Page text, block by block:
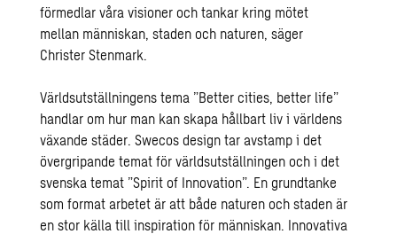
förmedlar våra visioner och tankar kring mötet
mellan människan, staden och naturen, säger
Christer Stenmark.
Världsutställningens tema ”Better cities, better life”
handlar om hur man kan skapa hållbart liv i världens
växande städer. Swecos design tar avstamp i det
övergripande temat för världsutställningen och i det
svenska temat ”Spirit of Innovation”. En grundtanke
som format arbetet är att både naturen och staden är
en stor källa till inspiration för människan. Innovativa